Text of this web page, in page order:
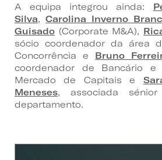
A equipa integrou ainda:
Silva,Carolina Inverno
Guisado (Corporate M&A),
sócio coordenador da área
Concorrência e Bruno
coordenador de Bancário e
Mercado de Capitais e
Meneses, associada
departamento.